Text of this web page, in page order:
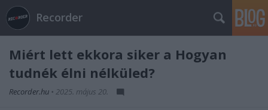
Recorder
Miért lett ekkora siker a Hogyan
tudnék élni nélküled?
Recorder.hu • 2025. május 20.